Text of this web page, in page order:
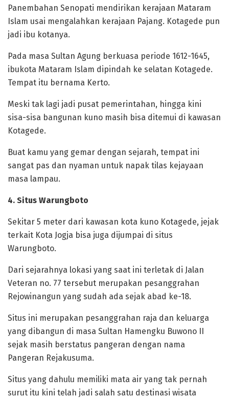
Panembahan Senopati mendirikan kerajaan Mataram
Islam usai mengalahkan kerajaan Pajang. Kotagede pun
jadi ibu kotanya.
Pada masa Sultan Agung berkuasa periode 1612-1645,
ibukota Mataram Islam dipindah ke selatan Kotagede.
Tempat itu bernama Kerto.
Meski tak lagi jadi pusat pemerintahan, hingga kini
sisa-sisa bangunan kuno masih bisa ditemui di kawasan
Kotagede.
Buat kamu yang gemar dengan sejarah, tempat ini
sangat pas dan nyaman untuk napak tilas kejayaan
masa lampau.
4. Situs Warungboto
Sekitar 5 meter dari kawasan kota kuno Kotagede, jejak
terkait Kota Jogja bisa juga dijumpai di situs
Warungboto.
Dari sejarahnya lokasi yang saat ini terletak di Jalan
Veteran no. 77 tersebut merupakan pesanggrahan
Rejowinangun yang sudah ada sejak abad ke-18.
Situs ini merupakan pesanggrahan raja dan keluarga
yang dibangun di masa Sultan Hamengku Buwono II
sejak masih berstatus pangeran dengan nama
Pangeran Rejakusuma.
Situs yang dahulu memiliki mata air yang tak pernah
surut itu kini telah jadi salah satu destinasi wisata